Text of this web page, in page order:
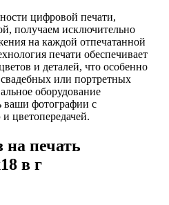
цифровой печати,
получаем исключительно
на каждой отпечатанной
печати обеспечивает
и деталей, что особенно
или портретных
оборудование
ваши фотографии с
цветопередачей.
печать
в г